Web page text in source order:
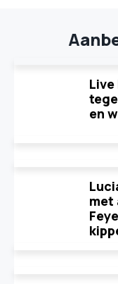
Live
en
met